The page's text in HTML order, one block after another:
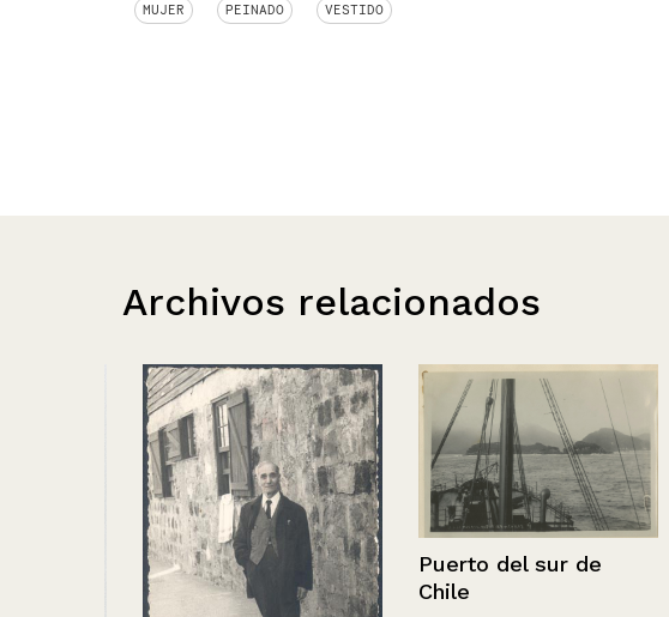
MUJER PEINADO VESTIDO
Archivos relacionados
Puerto del sur de
Chile